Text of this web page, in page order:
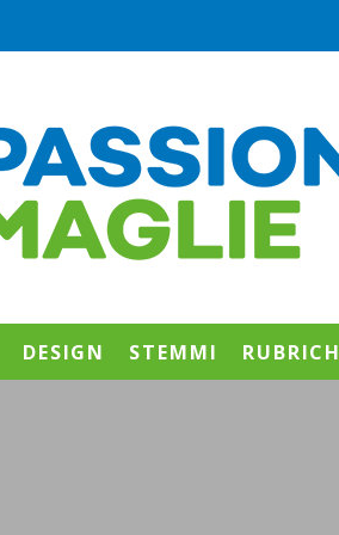
DESIGN STEMMI